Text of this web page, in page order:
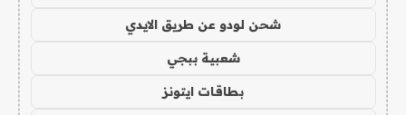
شحن لودو عن طريق الايدي
شعبية ببجي
بطاقات ايتونز